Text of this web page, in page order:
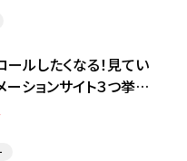
ルしたくなる！見てい
ションサイト３つ挙げ